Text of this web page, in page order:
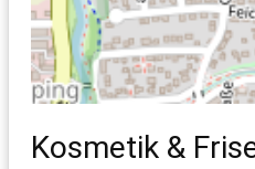
Kosmetik &